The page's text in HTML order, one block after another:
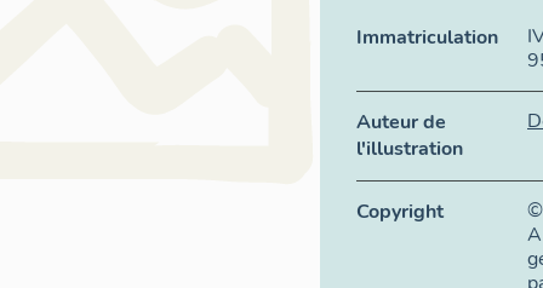
Immatriculation
Auteur de
l'illustration
Copyright
©